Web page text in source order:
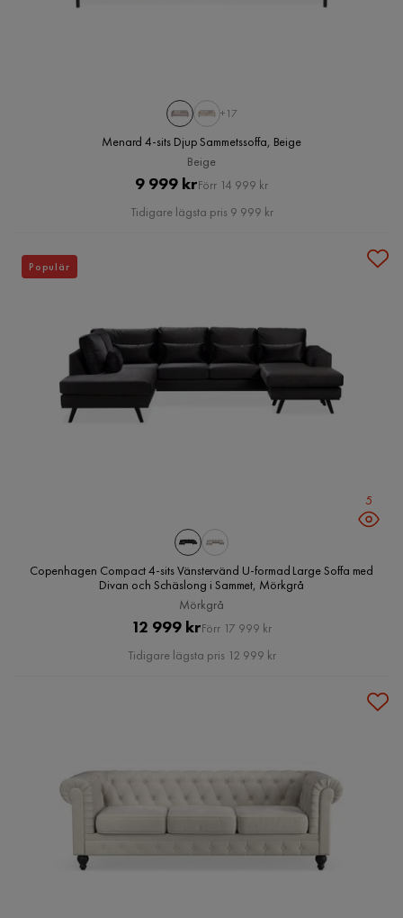
+17
Menard 4-sits Djup Sammetssoffa, Beige
Beige
Pris
9 999 krOriginal
Pris
Förr 14 999 kr
Tidigare lägsta pris 9 999 kr
5
Copenhagen Compact 4-sits Vänstervänd U-formad Large Soffa med
Divan och Schäslong i Sammet, Mörkgrå
Mörkgrå
Pris
12 999 krOriginal
Pris
Förr 17 999 kr
Tidigare lägsta pris 12 999 kr
Populär